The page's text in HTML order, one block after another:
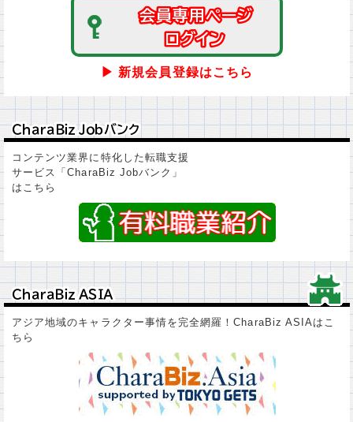
会員専用ページ
会員専用ページ
ログイン
ログイン
▶ 新規会員登録はこちら
ＣｈａｒａＢｉｚ Ｊｏｂバンク
ＣｈａｒａＢｉｚ Ｊｏｂバンク
コンテンツ業界に特化した転職支援
サービス「CharaBiz Jobバンク」
はこちら
ＣｈａｒａＢｉｚ ＡＳＩＡ
ＣｈａｒａＢｉｚ ＡＳＩＡ
アジア地域のキャラクター事情を完全網羅！CharaBiz ASIAはこ
ちら